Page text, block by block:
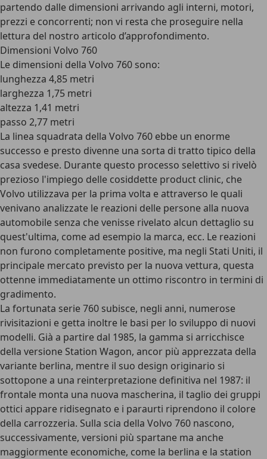
partendo dalle dimensioni arrivando agli interni, motori,
prezzi e concorrenti; non vi resta che proseguire nella
lettura del nostro articolo d’approfondimento.
Dimensioni Volvo 760
Le dimensioni della Volvo 760 sono:
lunghezza 4,85 metri
larghezza 1,75 metri
altezza 1,41 metri
passo 2,77 metri
La linea squadrata della Volvo 760 ebbe un enorme
successo e presto divenne una sorta di tratto tipico della
casa svedese. Durante questo processo selettivo si rivelò
prezioso l'impiego delle cosiddette product clinic, che
Volvo utilizzava per la prima volta e attraverso le quali
venivano analizzate le reazioni delle persone alla nuova
automobile senza che venisse rivelato alcun dettaglio su
quest'ultima, come ad esempio la marca, ecc. Le reazioni
non furono completamente positive, ma negli Stati Uniti, il
principale mercato previsto per la nuova vettura, questa
ottenne immediatamente un ottimo riscontro in termini di
gradimento.
La fortunata serie 760 subisce, negli anni, numerose
rivisitazioni e getta inoltre le basi per lo sviluppo di nuovi
modelli. Già a partire dal 1985, la gamma si arricchisce
della versione Station Wagon, ancor più apprezzata della
variante berlina, mentre il suo design originario si
sottopone a una reinterpretazione definitiva nel 1987: il
frontale monta una nuova mascherina, il taglio dei gruppi
ottici appare ridisegnato e i paraurti riprendono il colore
della carrozzeria. Sulla scia della Volvo 760 nascono,
successivamente, versioni più spartane ma anche
maggiormente economiche, come la berlina e la station